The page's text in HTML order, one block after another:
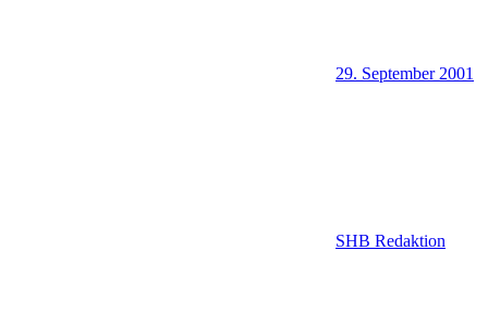
29. September 2001
SHB Redaktion